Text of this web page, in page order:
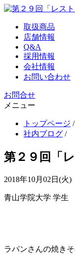
取扱商品
店舗情報
Q&A
採用情報
会社情報
お問い合わせ
お問合せ
メニュー
トップページ /
社内ブログ /
第２９回「
2018年10月02日(火)
青山学院大学 学
ラパンさんの焼きそ